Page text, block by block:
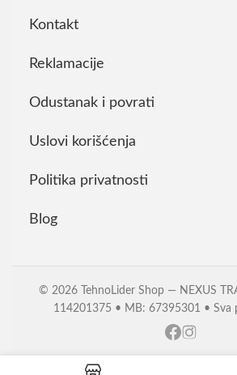
Kontakt
Reklamacije
Odustanak i povrati
Uslovi korišćenja
Politika privatnosti
Blog
© 2026 TehnoLider Shop — NEXUS
114201375 • MB: 67395301 • Sva